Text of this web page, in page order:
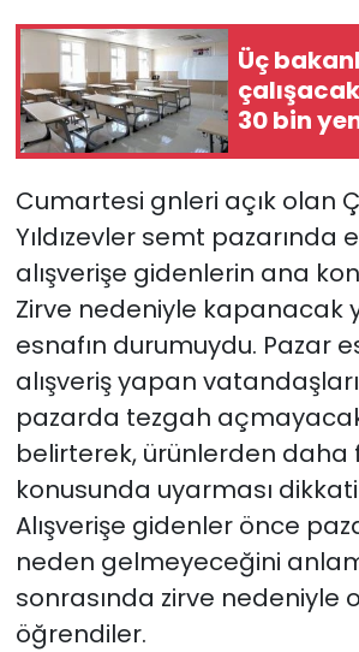
Üç
30 bin
görevlisi
Cumartesi gnleri açık olan
Yıldızevler semt pazarında
alışverişe gidenlerin ana
Zirve nedeniyle kapanacak
esnafın durumuydu. Pazar
alışveriş yapan
pazarda tezgah
belirterek, ürünlerden daha
konusunda uyarması
Alışverişe gidenler önce
neden gelmeyeceğini
sonrasında zirve nedeniyle
öğrendiler.